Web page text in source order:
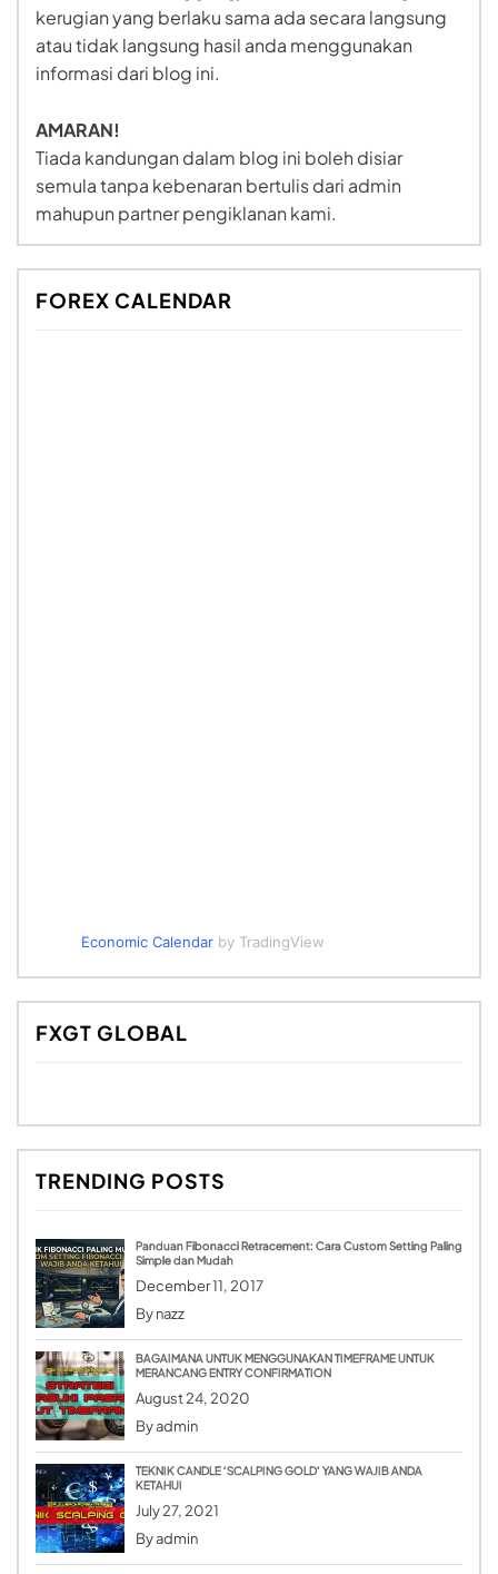
kerugian yang berlaku sama ada secara langsung
atau tidak langsung hasil anda menggunakan
informasi dari blog ini.
AMARAN!
Tiada kandungan dalam blog ini boleh disiar
semula tanpa kebenaran bertulis dari admin
mahupun partner pengiklanan kami.
FOREX CALENDAR
Economic Calendarby TradingView
FXGT GLOBAL
TRENDING POSTS
Panduan Fibonacci Retracement: Cara Custom Setting Paling
Simple dan Mudah
December 11, 2017
Bynazz
BAGAIMANA UNTUK MENGGUNAKAN TIMEFRAME UNTUK
MERANCANG ENTRY CONFIRMATION
August 24, 2020
Byadmin
TEKNIK CANDLE ‘SCALPING GOLD’ YANG WAJIB ANDA
KETAHUI
July 27, 2021
Byadmin